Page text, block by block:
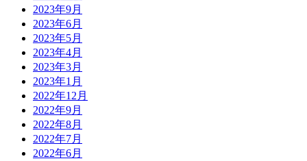
2023年9月
2023年6月
2023年5月
2023年4月
2023年3月
2023年1月
2022年12月
2022年9月
2022年8月
2022年7月
2022年6月